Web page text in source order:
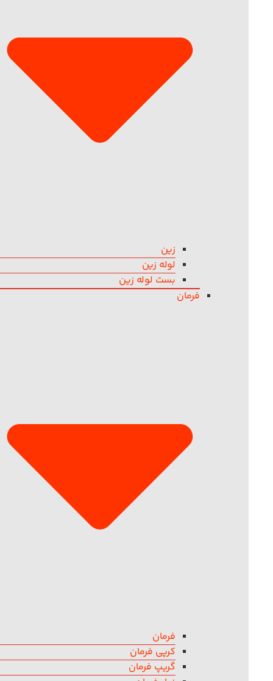
زین
لوله زین
بست لوله زین
فرمان
فرمان
کرپی فرمان
گریپ فرمان